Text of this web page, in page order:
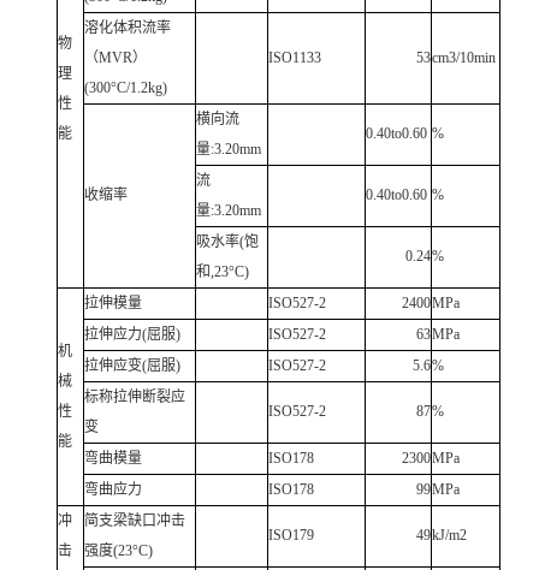
物
理
性
能
溶化体积流率
（MVR）
(300°C/1.2kg)
ISO1133 53cm3/10min
收缩率
横向流
量:3.20mm
0.40to0.60 %
流
量:3.20mm
0.40to0.60 %
吸水率(饱
和,23°C)
0.24%
机
械
性
能
拉伸模量 ISO527-2 2400MPa
拉伸应力(屈服)
ISO527-2 63MPa
拉伸应变(屈服)
ISO527-2 5.6%
标称拉伸断裂应
变
ISO527-2 87%
弯曲模量 ISO178 2300MPa
弯曲应力
ISO178 99MPa
冲
击
简支梁缺口冲击
强度(23°C)
ISO179 49kJ/m2